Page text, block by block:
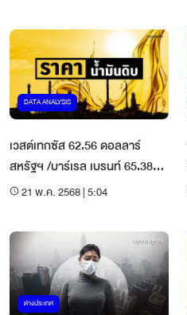
DATA ANALYSIS
เวสต์เทกซัส 62.56 ดอลลาร์
สหรัฐฯ /บาร์เรล เบรนท์ 65.38
ดอลลาร์สหรัฐฯ /บาร์เรล
21 พ.ค. 2568 | 5:04
ต่างประเทศ